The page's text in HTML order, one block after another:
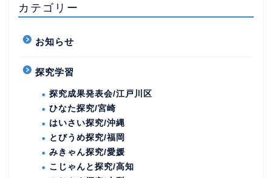
カテゴリー
お知らせ
探究学習
探究成果発表会/江戸川区
ひなた探究/宮崎
はいさい探究/沖縄
とびうめ探究/福岡
みきゃん探究/愛媛
こじゃんと探究/高知